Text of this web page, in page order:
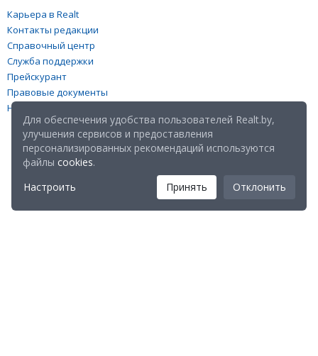
Карьера в Realt
Контакты редакции
Справочный центр
Служба поддержки
Прейскурант
Правовые документы
Настройка файлов cookies
Для обеспечения удобства пользователей Realt.by,
улучшения сервисов и предоставления
персонализированных рекомендаций используются
файлы cookies.
Настроить
Принять Отклонить